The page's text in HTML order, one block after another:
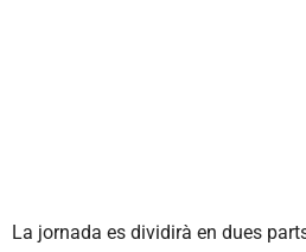
La jornada es dividirà en dues